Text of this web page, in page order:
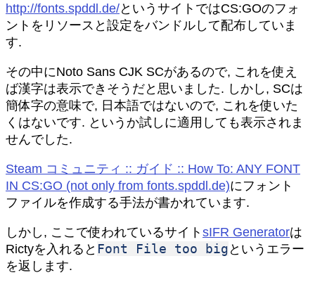
http://fonts.spddl.de/というサイトではCS:GOのフォ
ントをリソースと設定をバンドルして配布していま
す.
その中にNoto Sans CJK SCがあるので, これを使え
ば漢字は表示できそうだと思いました. しかし, SCは
簡体字の意味で, 日本語ではないので, これを使いた
くはないです. というか試しに適用しても表示されま
せんでした.
Steam コミュニティ :: ガイド :: How To: ANY FONT
IN CS:GO (not only from fonts.spddl.de)にフォント
ファイルを作成する手法が書かれています.
しかし, ここで使われているサイト sIFR Generatorは
Rictyを入れると Font File too big というエラー
を返します.